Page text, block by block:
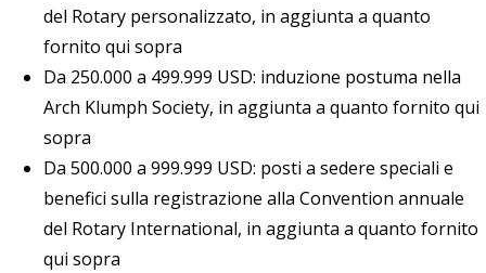
del Rotary personalizzato, in aggiunta a quanto
fornito qui sopra
Da 250.000 a 499.999 USD: induzione postuma nella
Arch Klumph Society, in aggiunta a quanto fornito qui
sopra
Da 500.000 a 999.999 USD: posti a sedere speciali e
benefici sulla registrazione alla Convention annuale
del Rotary International, in aggiunta a quanto fornito
qui sopra